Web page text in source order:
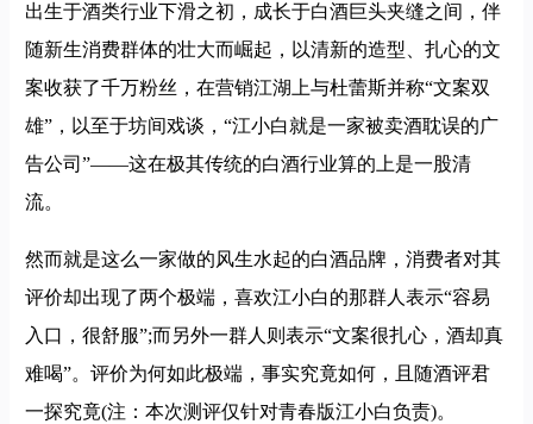
出生于酒类行业下滑之初，成长于白酒巨头夹缝之间，伴
随新生消费群体的壮大而崛起，以清新的造型、扎心的文
案收获了千万粉丝，在营销江湖上与杜蕾斯并称“文案双
雄”，以至于坊间戏谈，“江小白就是一家被卖酒耽误的广
告公司”——这在极其传统的白酒行业算的上是一股清
流。
然而就是这么一家做的风生水起的白酒品牌，消费者对其
评价却出现了两个极端，喜欢江小白的那群人表示“容易
入口，很舒服”;而另外一群人则表示“文案很扎心，酒却真
难喝”。评价为何如此极端，事实究竟如何，且随酒评君
一探究竟(注：本次测评仅针对青春版江小白负责)。